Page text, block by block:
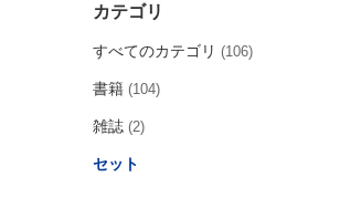
カテゴリ
すべてのカテゴリ (106)
書籍 (104)
雑誌 (2)
セット